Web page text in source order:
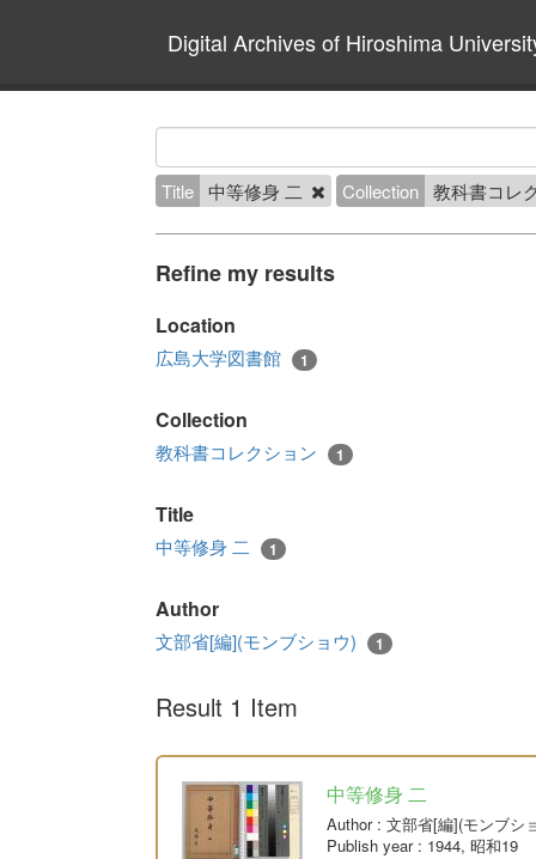
Digital Archives of Hiroshima
Title 中等修身 二 Collection 教科書コレ
Refine my results
Location
広島大学図書館 1
Collection
教科書コレクション 1
Title
中等修身 二 1
Author
文部省[編](モンブショウ) 1
Result 1 Item
中等修身 二
Author: 文部省[編](モンブシ
Publish year: 1944, 昭和19